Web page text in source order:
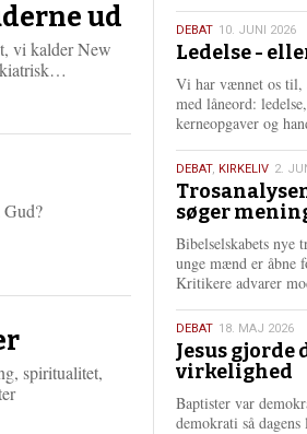
ud
vi kalder New
m
Gud?
spiritualitet,
s
e
r
e
10.
juni
2026
DEBAT 10. JUNI 2026
Ledelse -
Vi har vænnet os til,
med låneord:
kerneopgaver og
2.
juni
2026
DEBAT, KIRKELIV 2.
søger
Bibelselskabets nye
unge mænd er åbne
Kritikere advarer
18.
maj
2026
DEBAT 18. MAJ 2026
Jesus
virkelighed
Baptister var
demokrati så